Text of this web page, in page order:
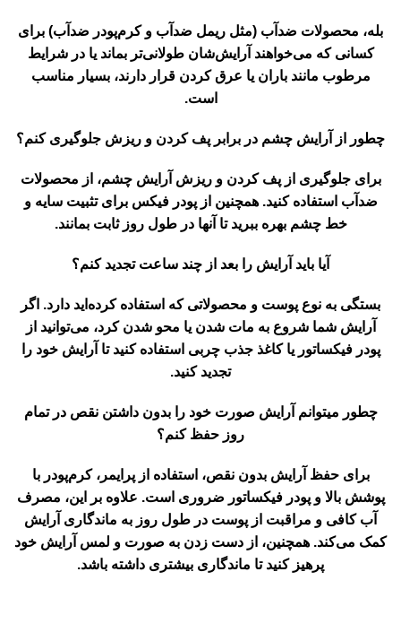
بله، محصولات ضدآب (مثل ریمل ضدآب و کرم‌پودر ضدآب) برای
کسانی که می‌خواهند آرایش‌شان طولانی‌تر بماند یا در شرایط
مرطوب مانند باران یا عرق کردن قرار دارند، بسیار مناسب
است.
چطور از آرایش چشم در برابر پف کردن و ریزش جلوگیری کنم؟
برای جلوگیری از پف کردن و ریزش آرایش چشم، از محصولات
ضدآب استفاده کنید. همچنین از پودر فیکس برای تثبیت سایه و
خط چشم بهره ببرید تا آنها در طول روز ثابت بمانند.
آیا باید آرایش را بعد از چند ساعت تجدید کنم؟
بستگی به نوع پوست و محصولاتی که استفاده کرده‌اید دارد. اگر
آرایش شما شروع به مات شدن یا محو شدن کرد، می‌توانید از
پودر فیکساتور یا کاغذ جذب چربی استفاده کنید تا آرایش خود را
تجدید کنید.
چطور میتوانم آرایش صورت خود را بدون داشتن نقص در تمام
روز حفظ کنم؟
برای حفظ آرایش بدون نقص، استفاده از پرایمر، کرم‌پودر با
پوشش بالا و پودر فیکساتور ضروری است. علاوه بر این، مصرف
آب کافی و مراقبت از پوست در طول روز به ماندگاری آرایش
کمک می‌کند. همچنین، از دست زدن به صورت و لمس آرایش خود
پرهیز کنید تا ماندگاری بیشتری داشته باشد.